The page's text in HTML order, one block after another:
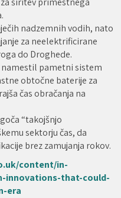
nadzemnih vodih, nato
za neelektrificirane
do Droghede.
pametni sistem
obtočne baterije za
čas obračanja na
“takojšnjo
sektorju čas, da
brez zamujanja rokov.
content/in-
innovations-that-could-
era